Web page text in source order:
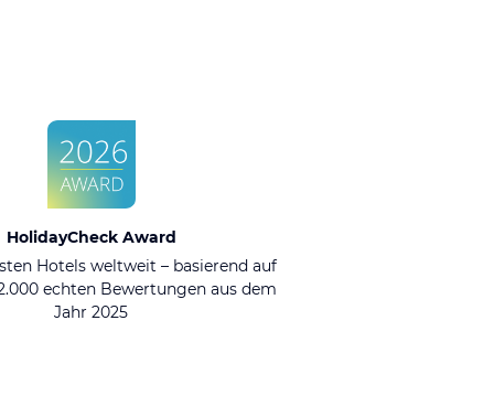
HolidayCheck Award
Hotels weltweit – basierend auf
echten Bewertungen aus dem
Jahr 2025